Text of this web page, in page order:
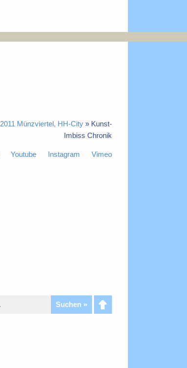
2011 Münzviertel, HH-City » Kunst-
Imbiss Chronik
Youtube Instagram Vimeo